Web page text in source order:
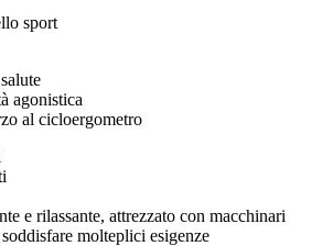
agonistica
al cicloergometro
e rilassante, attrezzato con macchinari
molteplici esigenze